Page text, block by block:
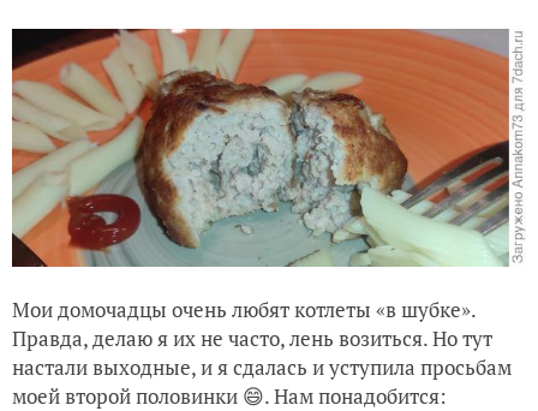
Мои домочадцы очень любят котлеты «в шубке».
Правда, делаю я их не часто, лень возиться. Но тут
настали выходные, и я сдалась и уступила просьбам
моей второй половинки 😄. Нам понадобится: